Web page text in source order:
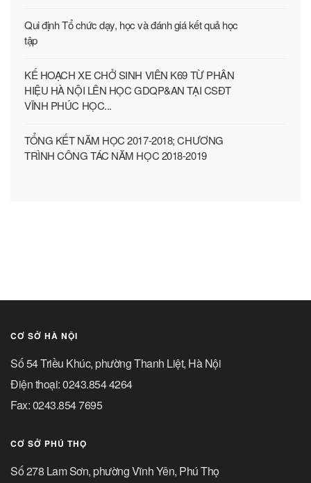
Qui định Tổ chức dạy, học và đánh giá kết quả học
tập
KẾ HOẠCH XE CHỞ SINH VIÊN K69 TỪ PHÂN
HIỆU HÀ NỘI LÊN HỌC GDQP&AN TẠI CSĐT
VĨNH PHÚC HỌC...
TỔNG KẾT NĂM HỌC 2017-2018; CHƯƠNG
TRÌNH CÔNG TÁC NĂM HỌC 2018-2019
CƠ SỞ HÀ NỘI
Số 54 Triều Khúc, phường Thanh Liệt, Hà Nội
Điện thoại: 0243.854 4264
Fax: 0243.854 7695
CƠ SỞ PHÚ THỌ
Số 278 Lam Sơn, phường Vĩnh Yên, Phú Thọ